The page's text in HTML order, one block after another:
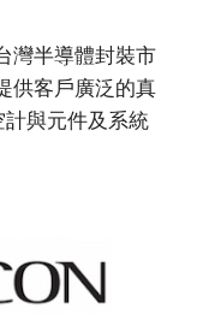
灣半導體封裝市
供客戶廣泛的真
與元件及系統